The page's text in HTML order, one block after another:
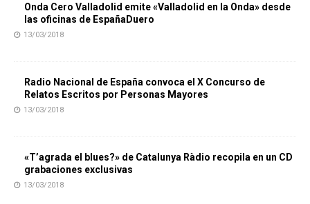
Onda Cero Valladolid emite «Valladolid en la Onda» desde
las oficinas de EspañaDuero
13/03/2018
Radio Nacional de España convoca el X Concurso de
Relatos Escritos por Personas Mayores
13/03/2018
«T’agrada el blues?» de Catalunya Ràdio recopila en un CD
grabaciones exclusivas
13/03/2018